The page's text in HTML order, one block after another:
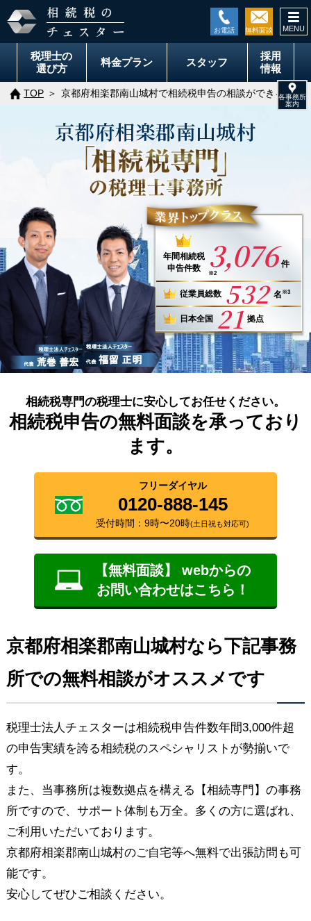
税理士の
選び方
料金プラン スタッフ
採用
情報
TOP 京都府相楽郡南山城村で相続税申告の相談ができる税理
京都府相楽郡南山城村
年間相続税
申告件数
3,076 件
※2
従業員総数 532 名 ※3
日本全国 21 拠点
相続税専門の税理士に安心してお任せください。
相続税申告の無料面談を承っており
ます。
フリーダイヤル
0120-888-145
受付時間：9時〜20時(土日祝も対応可)
【無料面談】 webからの
お問い合わせはこちら！
京都府相楽郡南山城村なら下記事務
所での無料相談がオススメです
税理士法人チェスターは相続税申告件数年間3,000件超
の申告実績を誇る相続税のスペシャリストが勢揃いで
す。
また、当事務所は複数拠点を構える【相続専門】の事務
所ですので、サポート体制も万全。多くの方に選ばれ、
ご利用いただいております。
京都府相楽郡南山城村のご自宅等へ無料で出張訪問も可
能です。
安心してぜひご相談ください。